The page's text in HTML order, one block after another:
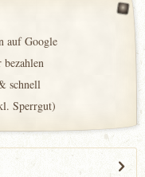
auf Google
schnell
Sperrgut)